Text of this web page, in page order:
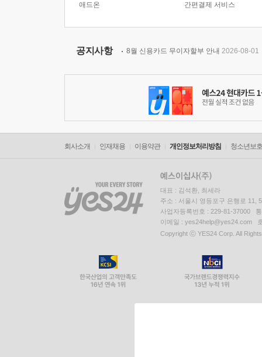
애드온
간편결제 서비스
공지사항 8월 신용카드 무이자할부 안내 2026-08-01
회사소개 인재채용 이용약관 개인정보처리방침 청소년보
대표 : 김석환, 최세라
주소 : 서울시 영등포구 은행로 11,
사업자등록번호 : 229-81-37000
이메일 : yes24help@yes24.com
Copyright ⓒ YES24 Corp. All